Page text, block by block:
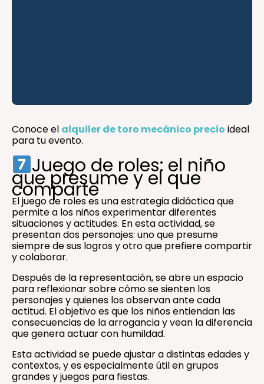
Conoce el alquiler de toro mecánico precio ideal
para tu evento.
Juego de roles: el niño
que presume y el que
comparte
El juego de roles es una estrategia didáctica que
permite a los niños experimentar diferentes
situaciones y actitudes. En esta actividad, se
presentan dos personajes: uno que presume
siempre de sus logros y otro que prefiere compartir
y colaborar.
Después de la representación, se abre un espacio
para reflexionar sobre cómo se sienten los
personajes y quienes los observan ante cada
actitud. El objetivo es que los niños entiendan las
consecuencias de la arrogancia y vean la diferencia
que genera actuar con humildad.
Esta actividad se puede ajustar a distintas edades y
contextos, y es especialmente útil en grupos
grandes y juegos para fiestas.